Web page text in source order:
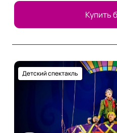
Купить
Детский спектакль